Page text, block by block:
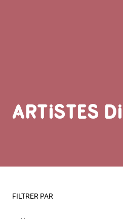
ARTISTES
FILTRER PAR